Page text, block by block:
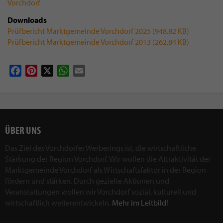
Vorchdorf
Downloads
Prüfbericht Marktgemeinde Vorchdorf 2025 (948.82 KB)
Prüfbericht Marktgemeinde Vorchdorf 2013 (262.84 KB)
FacebookPinterest WhatsApp
ÜBER UNS
Das Ziel des Vorchdorfer Werberings ist, die wirtschaftliche
Stärkung der Region Vorchdorf. Wir wollen die Attraktivität der
Marktgemeinde Vorchdorf als Wirtschaftsfaktor in der Region
fördern und stärken. Durch gezielte Aktionen und
Veranstaltungen wollen wir Vorchdorf sozial, kulturell und
wirtschaftlich weiterentwickeln. Mehr im Leitbild!